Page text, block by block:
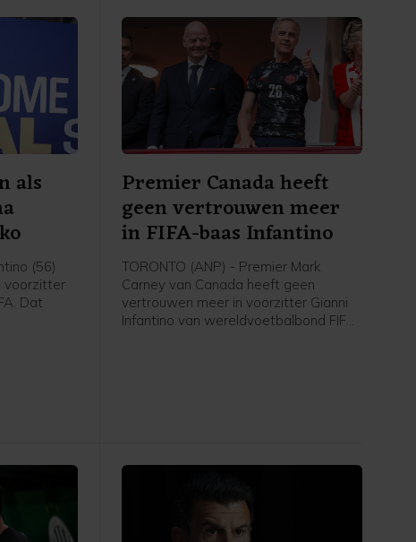
als
(56)
voorzitter
Dat
Premier Canada heeft
geen vertrouwen meer
in FIFA-baas Infantino
TORONTO (ANP) - Premier Mark
Carney van Canada heeft geen
vertrouwen meer in voorzitter Gianni
Infantino van wereldvoetbalbond FIFA,
teruggetrokken.